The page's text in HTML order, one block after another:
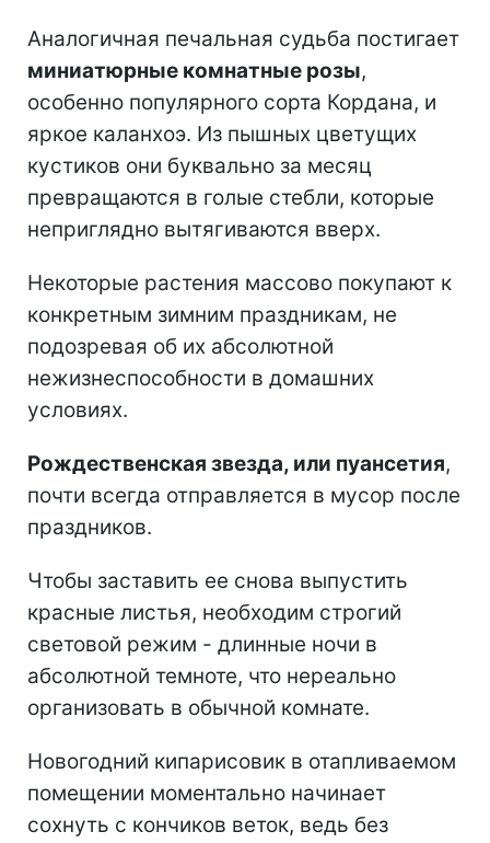
Аналогичная печальная судьба постигает
миниатюрные комнатные розы,
особенно популярного сорта Кордана, и
яркое каланхоэ. Из пышных цветущих
кустиков они буквально за месяц
превращаются в голые стебли, которые
неприглядно вытягиваются вверх.
Некоторые растения массово покупают к
конкретным зимним праздникам, не
подозревая об их абсолютной
нежизнеспособности в домашних
условиях.
Рождественская звезда, или пуансетия,
почти всегда отправляется в мусор после
праздников.
Чтобы заставить ее снова выпустить
красные листья, необходим строгий
световой режим - длинные ночи в
абсолютной темноте, что нереально
организовать в обычной комнате.
Новогодний кипарисовик в отапливаемом
помещении моментально начинает
сохнуть с кончиков веток, ведь без